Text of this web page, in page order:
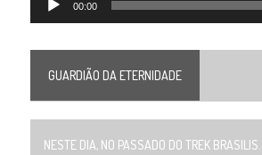
00:00
GUARDIÃO DA ETERNIDADE
NESTE DIA, NO PASSADO DO TREK BRASILIS...